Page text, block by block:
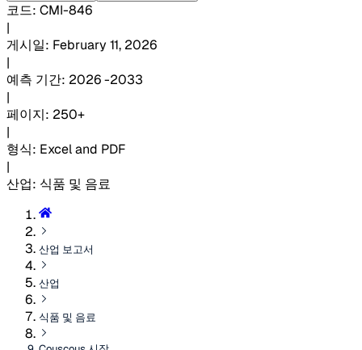
코드: CMI-846
|
게시일: February 11, 2026
|
예측 기간: 2026 -2033
|
페이지: 250+
|
형식: Excel and PDF
|
산업: 식품 및 음료
산업 보고서
산업
식품 및 음료